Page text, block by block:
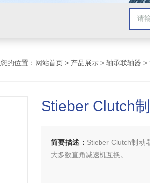
您的位置： 网站首页 > 产品展示 > 轴承联轴器 >
Stieber Clutch
简要描述： Stieber Clutch制动
大多数直角减速机互换。